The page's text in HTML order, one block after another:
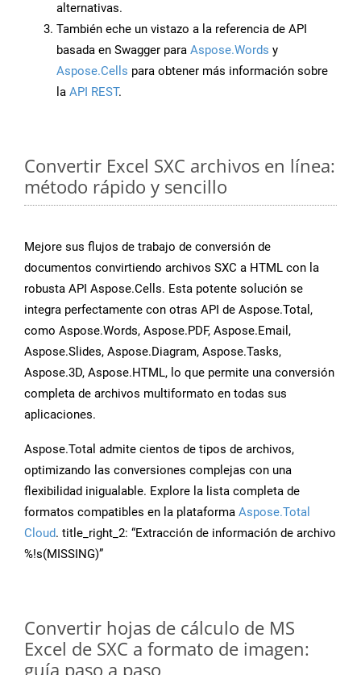
alternativas.
También eche un vistazo a la referencia de API
basada en Swagger para Aspose.Words y
Aspose.Cells para obtener más información sobre
la API REST.
Convertir Excel SXC archivos en línea:
método rápido y sencillo
Mejore sus flujos de trabajo de conversión de
documentos convirtiendo archivos SXC a HTML con la
robusta API Aspose.Cells. Esta potente solución se
integra perfectamente con otras API de Aspose.Total,
como Aspose.Words, Aspose.PDF, Aspose.Email,
Aspose.Slides, Aspose.Diagram, Aspose.Tasks,
Aspose.3D, Aspose.HTML, lo que permite una conversión
completa de archivos multiformato en todas sus
aplicaciones.
Aspose.Total admite cientos de tipos de archivos,
optimizando las conversiones complejas con una
flexibilidad inigualable. Explore la lista completa de
formatos compatibles en la plataforma Aspose.Total
Cloud. title_right_2: “Extracción de información de archivo
%!s(MISSING)”
Convertir hojas de cálculo de MS
Excel de SXC a formato de imagen:
guía paso a paso